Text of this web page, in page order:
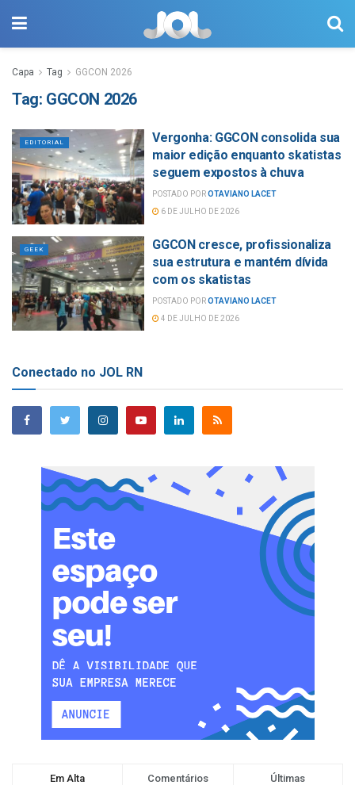
Capa Tag GGCON 2026
Tag: GGCON 2026
EDITORIAL
Vergonha: GGCON consolida sua
maior edição enquanto skatistas
seguem expostos à chuva
POSTADO POROTAVIANO LACET
6 DE JULHO DE 2026
GEEK
GGCON cresce, profissionaliza
sua estrutura e mantém dívida
com os skatistas
POSTADO POROTAVIANO LACET
4 DE JULHO DE 2026
Conectado no JOL RN
Em Alta Comentários Últimas